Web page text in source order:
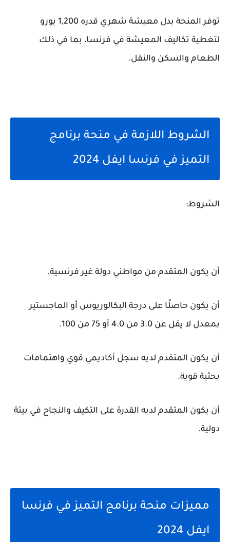
توفر المنحة بدل معيشة شهري قدره 1,200 يورو
لتغطية تكاليف المعيشة في فرنسا، بما في ذلك
الطعام والسكن والنقل.
الشروط اللازمة في منحة برنامج
التميز في فرنسا ايفل 2024
الشروط:
أن يكون المتقدم من مواطني دولة غير فرنسية.
أن يكون حاصلًا على درجة البكالوريوس أو الماجستير
بمعدل لا يقل عن 3.0 من 4.0 أو 75 من 100.
أن يكون المتقدم لديه سجل أكاديمي قوي واهتمامات
بحثية قوية.
أن يكون المتقدم لديه القدرة على التكيف والنجاح في بيئة
دولية.
مميزات منحة برنامج التميز في فرنسا
ايفل 2024